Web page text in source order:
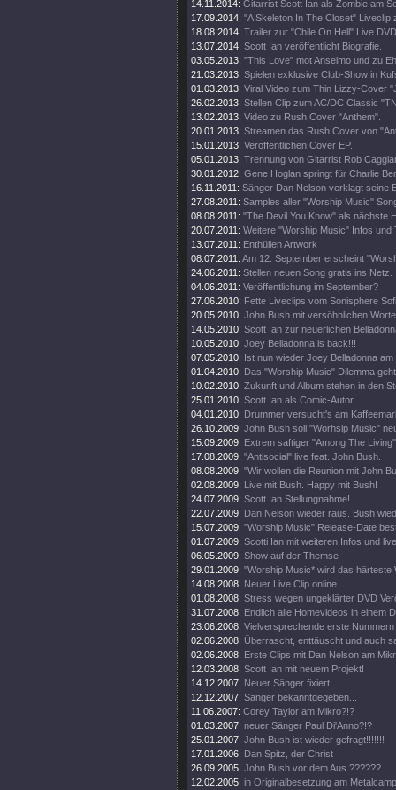
14.11.2014: Gitarrist Scott Ian als Zombie am
17.09.2014: "A Skeleton In The Closet" Liveclip
18.08.2014: Trailer zur "Chile On Hell" Live
13.07.2014: Scott Ian veröffentlicht Biografie.
03.05.2013: "This Love" mot Anselmo und zu
21.03.2013: Spielen exklusive Club-Show in
01.03.2013: Viral Video zum Thin Lizzy-Cover
26.02.2013: Stellen Clip zum AC/DC Classic
13.02.2013: Video zu Rush Cover "Anthem".
20.01.2013: Streamen das Rush Cover von
15.01.2013: Veröffentlichen Cover EP.
05.01.2013: Trennung von Gitarrist Rob
30.01.2012: Gene Hoglan springt für Charlie
16.11.2011: Sänger Dan Nelson verklagt seine
27.08.2011: Samples aller "Worship Music"
08.08.2011: "The Devil You Know" als nächste
20.07.2011: Weitere "Worship Music" Infos und
13.07.2011: Enthüllen Artwork
08.07.2011: Am 12. September erscheint
24.06.2011: Stellen neuen Song gratis ins Netz.
04.06.2011: Veröffentlichung im September?
27.06.2010: Fette Liveclips vom Sonisphere
20.05.2010: John Bush mit versöhnlichen
14.05.2010: Scott Ian zur neuerlichen
10.05.2010: Joey Belladonna is back!!!
07.05.2010: Ist nun wieder Joey Belladonna
01.04.2010: Das "Worship Music" Dilemma
10.02.2010: Zukunft und Album stehen in den
25.01.2010: Scott Ian als Comic-Autor
04.01.2010: Drummer versucht's am
26.10.2009: John Bush soll "Worhsip Music"
15.09.2009: Extrem saftiger "Among The
17.08.2009: "Antisocial" live feat. John Bush.
08.08.2009: "Wir wollen die Reunion mit John
02.08.2009: Live mit Bush. Happy mit Bush!
24.07.2009: Scott Ian Stellungnahme!
22.07.2009: Dan Nelson wieder raus. Bush
15.07.2009: "Worship Music" Release-Date
01.07.2009: Scotti Ian mit weiteren Infos und
06.05.2009: Show auf der Themse
29.01.2009: "Worship Music* wird das härteste
14.08.2008: Neuer Live Clip online.
01.08.2008: Stress wegen ungeklärter DVD
31.07.2008: Endlich alle Homevideos in einem
23.06.2008: Vielversprechende erste
02.06.2008: Überrascht, enttäuscht und auch
02.06.2008: Erste Clips mit Dan Nelson am
12.03.2008: Scott Ian mit neuem Projekt!
14.12.2007: Neuer Sänger fixiert!
12.12.2007: Sänger bekanntgegeben...
11.06.2007: Corey Taylor am Mikro?!?
01.03.2007: neuer Sänger Paul Di'Anno?!?
25.01.2007: John Bush ist wieder gefragt!!!!!!!
17.01.2006: Dan Spitz, der Christ
26.09.2005: John Bush vor dem Aus ??????
12.02.2005: in Originalbesetzung am Metalcamp